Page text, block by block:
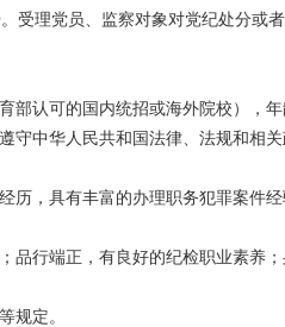
受理党员、监察对象对党纪处分或者
认可的国内统招或海外院校），年
中华人民共和国法律、法规和相关
，具有丰富的办理职务犯罪案件经
行端正，有良好的纪检职业素养；
定。